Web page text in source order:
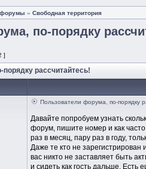
» Свободная территория
по-порядку
]
рассчитайтесь!
Пользователи форума, по-порядку
Давайте попробуем узнать
форум, пишите номер и как
раз в месяц, пару раз в году,
Даже те кто не зарегистрирован
вас никто не заставляет быть
и сидеть как гость дальше.